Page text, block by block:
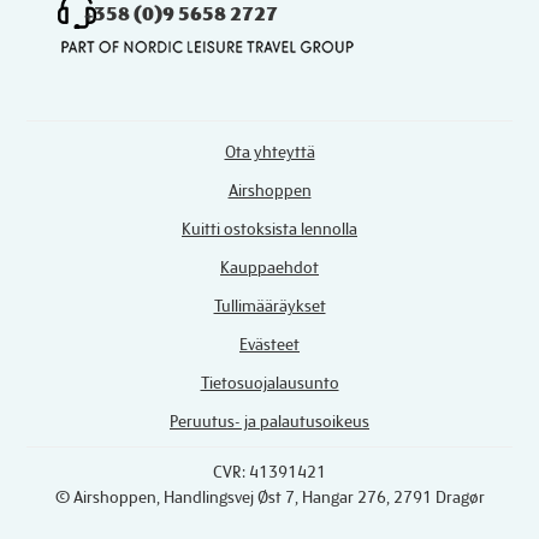
+358 (0)9 5658 2727
Ota yhteyttä
Airshoppen
Kuitti ostoksista lennolla
Kauppaehdot
Tullimääräykset
Evästeet
Tietosuojalausunto
Peruutus- ja palautusoikeus
CVR: 41391421
© Airshoppen , Handlingsvej Øst 7, Hangar 276, 2791 Dragør